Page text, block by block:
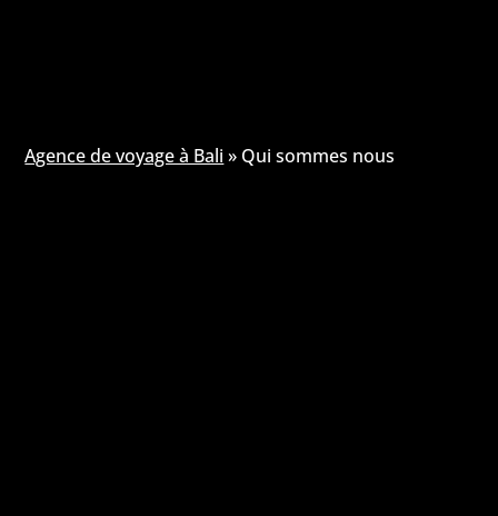
Agence de voyage à Bali » Qui sommes nous